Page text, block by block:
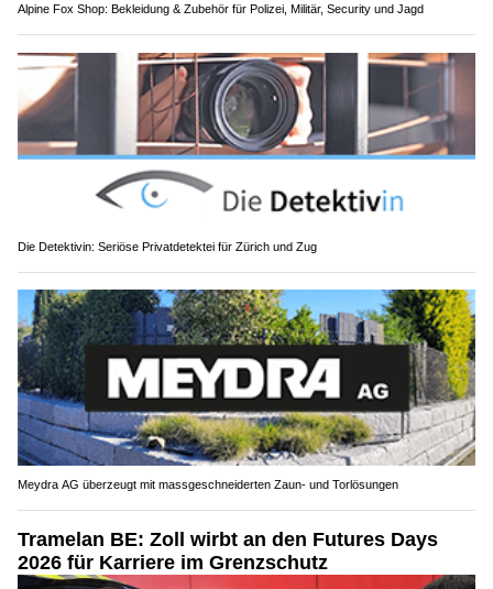
Alpine Fox Shop: Bekleidung & Zubehör für Polizei, Militär, Security und Jagd
Die Detektivin: Seriöse Privatdetektei für Zürich und Zug
Meydra AG überzeugt mit massgeschneiderten Zaun- und Torlösungen
Tramelan BE: Zoll wirbt an den Futures Days
2026 für Karriere im Grenzschutz